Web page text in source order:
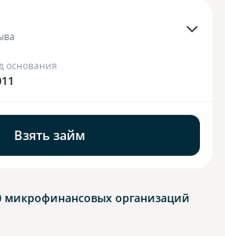
основания
Взять займ
микрофинансовых организаций